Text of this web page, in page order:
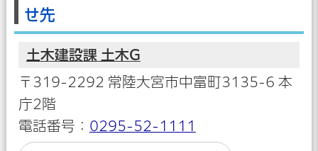
せ先
土木建設課 土木G
〒319-2292 常陸大宮市中富町3135-6 本
庁2階
電話番号： 0295-52-1111